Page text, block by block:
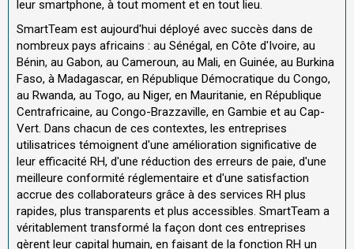
leur smartphone, à tout moment et en tout lieu.
SmartTeam est aujourd'hui déployé avec succès dans de
nombreux pays africains : au Sénégal, en Côte d'Ivoire, au
Bénin, au Gabon, au Cameroun, au Mali, en Guinée, au Burkina
Faso, à Madagascar, en République Démocratique du Congo,
au Rwanda, au Togo, au Niger, en Mauritanie, en République
Centrafricaine, au Congo-Brazzaville, en Gambie et au Cap-
Vert. Dans chacun de ces contextes, les entreprises
utilisatrices témoignent d'une amélioration significative de
leur efficacité RH, d'une réduction des erreurs de paie, d'une
meilleure conformité réglementaire et d'une satisfaction
accrue des collaborateurs grâce à des services RH plus
rapides, plus transparents et plus accessibles. SmartTeam a
véritablement transformé la façon dont ces entreprises
gèrent leur capital humain, en faisant de la fonction RH un